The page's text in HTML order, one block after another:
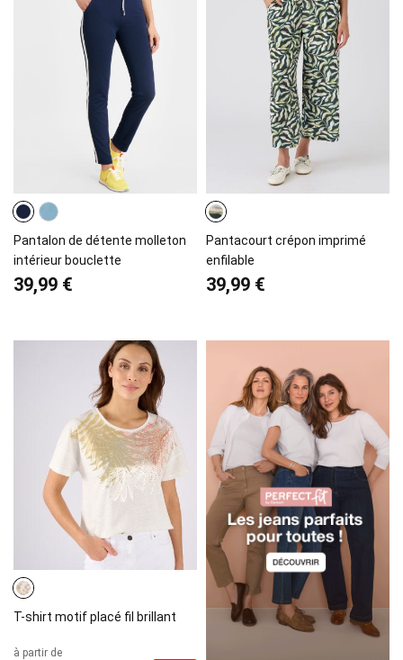
Pantalon de détente molleton
intérieur bouclette
39,99 €
Pantacourt crépon imprimé
enfilable
39,99 €
T-shirt motif placé fil brillant
à partir de